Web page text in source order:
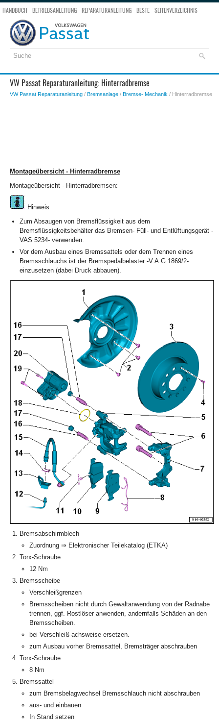
HANDBUCH BETRIEBSANLEITUNG REPARATURANLEITUNG BESTE
SEITENVERZEICHNIS
SEITENSUCHE
VW Passat Reparaturanleitung: Hinterradbremse
VW Passat Reparaturanleitung / Bremsanlage / Bremse- Mechanik / Hinterradbremse
Montageübersicht - Hinterradbremse
Montageübersicht - Hinterradbremsen:
Hinweis
Zum Absaugen von Bremsflüssigkeit aus dem
Bremsflüssigkeitsbehälter das Bremsen- Füll- und Entlüftungsgerät -
VAS 5234- verwenden.
Vor dem Ausbau eines Bremssattels oder dem Trennen eines
Bremsschlauchs ist der Bremspedalbelaster -V.A.G 1869/2-
einzusetzen (dabei Druck abbauen).
Bremsabschirmblech
Zuordnung ⇒ Elektronischer Teilekatalog (ETKA)
Torx-Schraube
12 Nm
Bremsscheibe
Verschleißgrenzen
Bremsscheiben nicht durch Gewaltanwendung von der Radnabe
trennen, ggf. Rostlöser anwenden, andernfalls Schäden an den
Bremsscheiben.
bei Verschleiß achsweise ersetzen.
zum Ausbau vorher Bremssattel, Bremsträger abschrauben
Torx-Schraube
8 Nm
Bremssattel
zum Bremsbelagwechsel Bremsschlauch nicht abschrauben
aus- und einbauen
In Stand setzen